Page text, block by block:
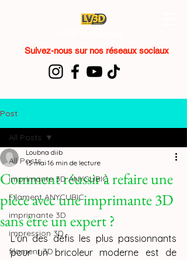
Suivez-nous sur nos réseaux sociaux
Post
All Posts
imprimante 3D ANYCUBIC
Filament ANYCUBIC
imprimante 3D
impression 3D
filament 3D
All Posts
Comment réussir à refaire une
pièce avec une imprimante 3D
sans être un expert ?
Loubna diib
13 mai 16 min de lecture
L'un des défis les plus passionnants
pour un bricoleur moderne est de